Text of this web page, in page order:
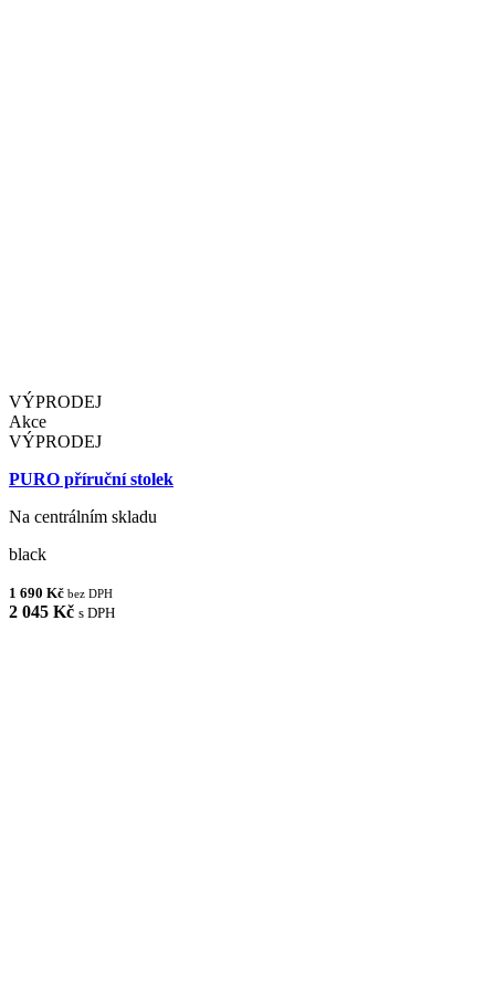
VÝPRODEJ
Akce
VÝPRODEJ
PURO příruční stolek
Na centrálním skladu
black
1 690 Kč bez DPH
2 045 Kč s DPH